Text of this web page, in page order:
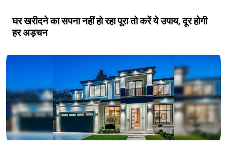
घर खरीदने का सपना नहीं हो रहा पूरा तो करें ये उपाय, दूर होगी
हर अड़चन